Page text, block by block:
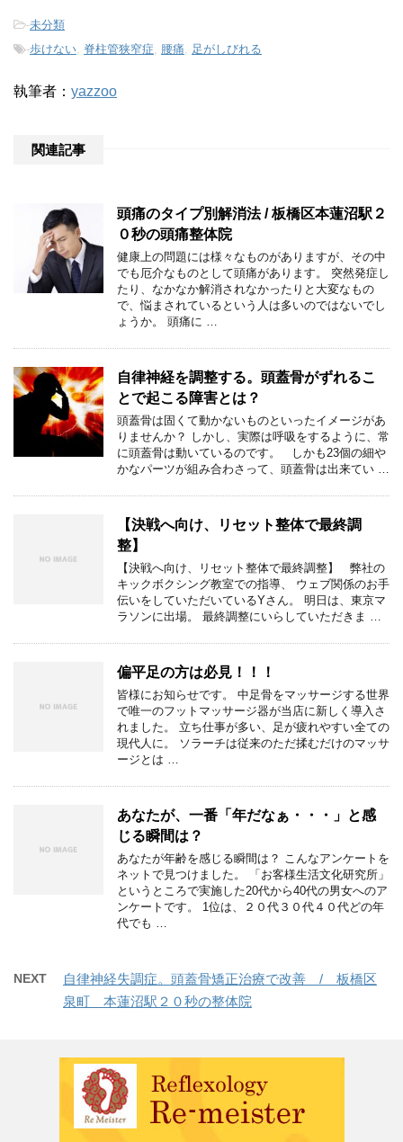
-未分類
-歩けない 脊柱管狭窄症 腰痛 足がしびれる
執筆者： yazzoo
関連記事
頭痛のタイプ別解消法 / 板橋区本蓮沼駅２
０秒の頭痛整体院
健康上の問題には様々なものがありますが、その中
でも厄介なものとして頭痛があります。 突然発症し
たり、なかなか解消されなかったりと大変なもの
で、悩まされているという人は多いのではないでし
ょうか。 頭痛に …
自律神経を調整する。頭蓋骨がずれるこ
とで起こる障害とは？
頭蓋骨は固くて動かないものといったイメージがあ
りませんか？ しかし、実際は呼吸をするように、常
に頭蓋骨は動いているのです。 しかも23個の細や
かなパーツが組み合わさって、頭蓋骨は出来てい …
【決戦へ向け、リセット整体で最終調
整】
【決戦へ向け、リセット整体で最終調整】 弊社の
キックボクシング教室での指導、 ウェブ関係のお手
伝いをしていただいているYさん。 明日は、東京マ
ラソンに出場。 最終調整にいらしていただきま …
偏平足の方は必見！！！
皆様にお知らせです。 中足骨をマッサージする世界
で唯一のフットマッサージ器が当店に新しく導入さ
れました。 立ち仕事が多い、足が疲れやすい全ての
現代人に。 ソラーチは従来のただ揉むだけのマッサ
ージとは …
あなたが、一番「年だなぁ・・・」と感
じる瞬間は？
あなたが年齢を感じる瞬間は？ こんなアンケートを
ネットで見つけました。 「お客様生活文化研究所」
というところで実施した20代から40代の男女へのア
ンケートです。 1位は、２０代３０代４０代どの年
代でも …
NEXT
自律神経失調症。頭蓋骨矯正治療で改善 / 板橋区
泉町 本蓮沼駅２０秒の整体院